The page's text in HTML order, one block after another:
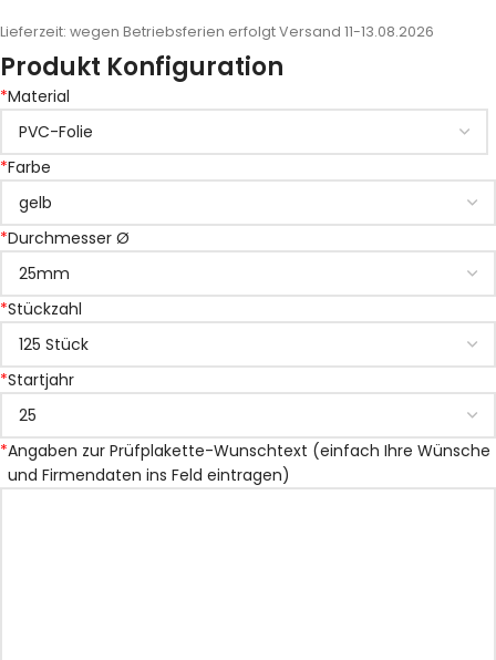
Lieferzeit: wegen Betriebsferien erfolgt Versand 11-13.08.2026
Produkt Konfiguration
*Material
*Farbe
*Durchmesser Ø
*Stückzahl
*Startjahr
*Angaben zur Prüfplakette-Wunschtext (einfach Ihre Wünsche
und Firmendaten ins Feld eintragen)